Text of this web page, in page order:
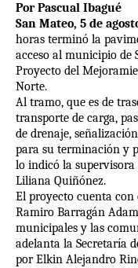
Por Pascual Ibagué
San Mateo, 5 de
horas terminó la
acceso al municipio de
Proyecto del
Norte.
Al tramo, que es de
transporte de carga,
de drenaje,
para su terminación y
lo indicó la supervisora
Liliana Quiñónez.
El proyecto cuenta
Ramiro Barragán
municipales y las
adelanta la Secretaría
por Elkin Alejandro